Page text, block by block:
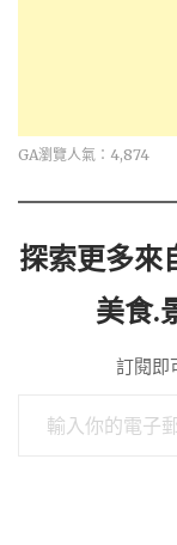
GA瀏覽人氣：4,874
探索更多來
美食.
訂閱即